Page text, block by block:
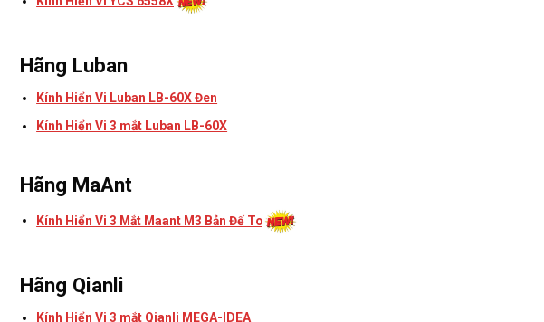
Hãng Luban
Kính Hiển Vi Luban LB-60X Đen
Kính Hiển Vi 3 mắt Luban LB-60X
Hãng MaAnt
Kính Hiển Vi 3 Mắt Maant M3 Bản Đế To
Hãng Qianli
Kính Hiển Vi 3 mắt Qianli MEGA-IDEA